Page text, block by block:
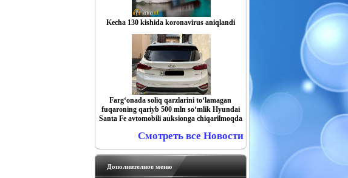
Kecha 130 kishida koronavirus aniqlandi
Farg‘onada soliq qarzlarini to‘lamagan
fuqaroning qariyb 500 mln so‘mlik Hyundai
Santa Fe avtomobili auksionga chiqarilmoqda
Смотреть все Новости
Дополнителное меню